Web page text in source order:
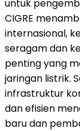
untuk
CIGRE
internasional,
seragam dan
penting yang
jaringan listrik.
infrastruktur
dan efisien
baru dan